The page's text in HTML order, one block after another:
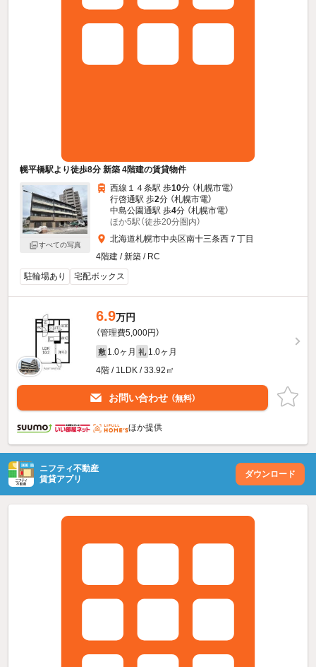
幌平橋駅より徒歩8分 新築 4階建の賃貸物件
すべての写真
西線１４条駅 歩10分 （札幌市電）
行啓通駅 歩2分 （札幌市電）
中島公園通駅 歩4分 （札幌市電）
ほか5駅（徒歩20分圏内）
北海道札幌市中央区南十三条西７丁目
4階建 / 新築 / RC
駐輪場あり
宅配ボックス
6.9万円
（管理費5,000円）
敷 1.0ヶ月 礼 1.0ヶ月
4階 / 1LDK / 33.92㎡
お問い合わせ （無料）
ほか提供
ニフティ不動産
賃貸アプリ
ダウンロード